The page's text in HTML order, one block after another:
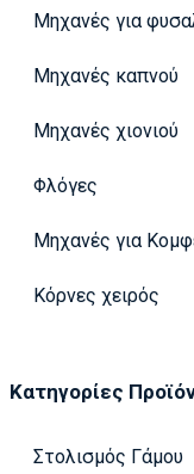
Μηχανές για
Μηχανές καπνού
Μηχανές χιονιού
Φλόγες
Μηχανές για
Κόρνες χειρός
Κατηγορίες
Στολισμός Γάμου